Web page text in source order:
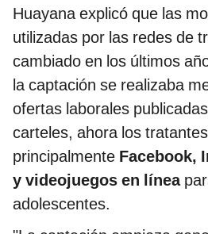
Huayana explicó que las
utilizadas por las redes de
cambiado en los últimos
la captación se realizaba
ofertas laborales
carteles, ahora los
principalmente Facebook,
y videojuegos en línea
adolescentes.